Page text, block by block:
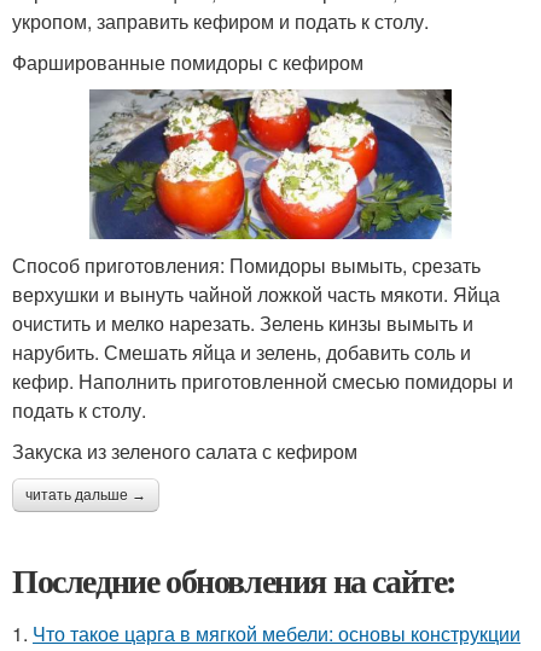
укропом, заправить кефиром и подать к столу.
Фаршированные помидоры с кефиром
Способ приготовления: Помидоры вымыть, срезать
верхушки и вынуть чайной ложкой часть мякоти. Яйца
очистить и мелко нарезать. Зелень кинзы вымыть и
нарубить. Смешать яйца и зелень, добавить соль и
кефир. Наполнить приготовленной смесью помидоры и
подать к столу.
Закуска из зеленого салата с кефиром
читать дальше →
Последние обновления на сайте:
1. Что такое царга в мягкой мебели: основы конструкции